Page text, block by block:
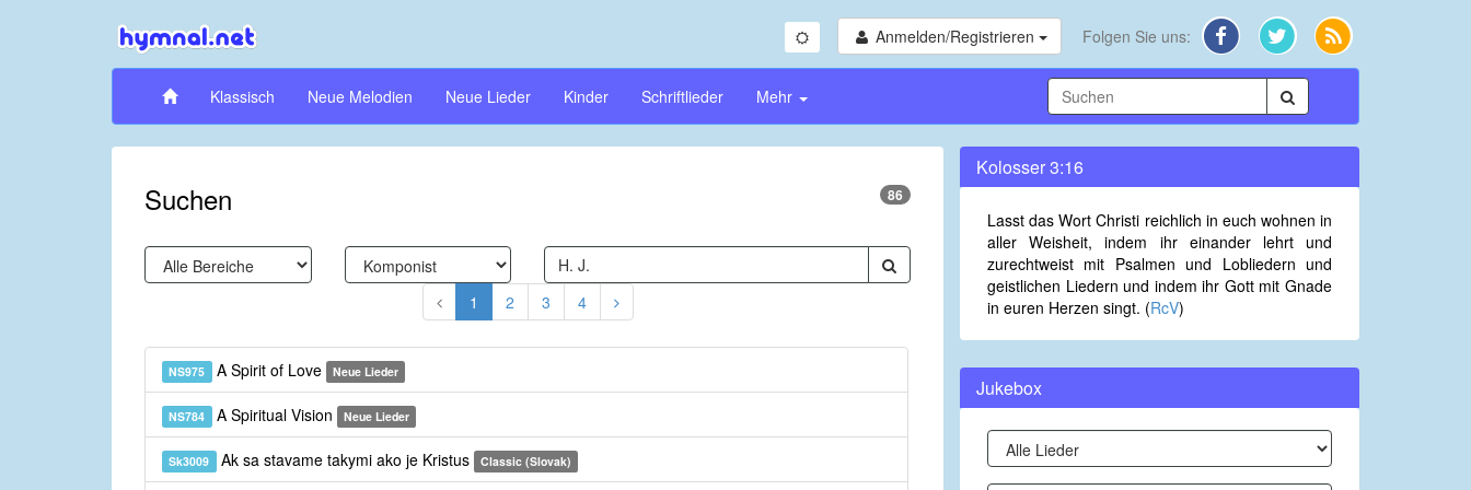
Anmelden/Registrieren Folgen Sie uns:
Klassisch Neue Melodien Neue Lieder Kinder Schriftlieder Mehr
Suchen 86
1 2 3 4
NS975 A Spirit of Love Neue Lieder
NS784 A Spiritual Vision Neue Lieder
Sk3009 Ak sa stavame takymi ako je Kristus Classic (Slovak)
Kolosser 3:16
Lasst das Wort Christi reichlich in euch wohnen in
aller Weisheit, indem ihr einander lehrt und
zurechtweist mit Psalmen und Lobliedern und
geistlichen Liedern und indem ihr Gott mit Gnade
in euren Herzen singt. (RcV)
Jukebox